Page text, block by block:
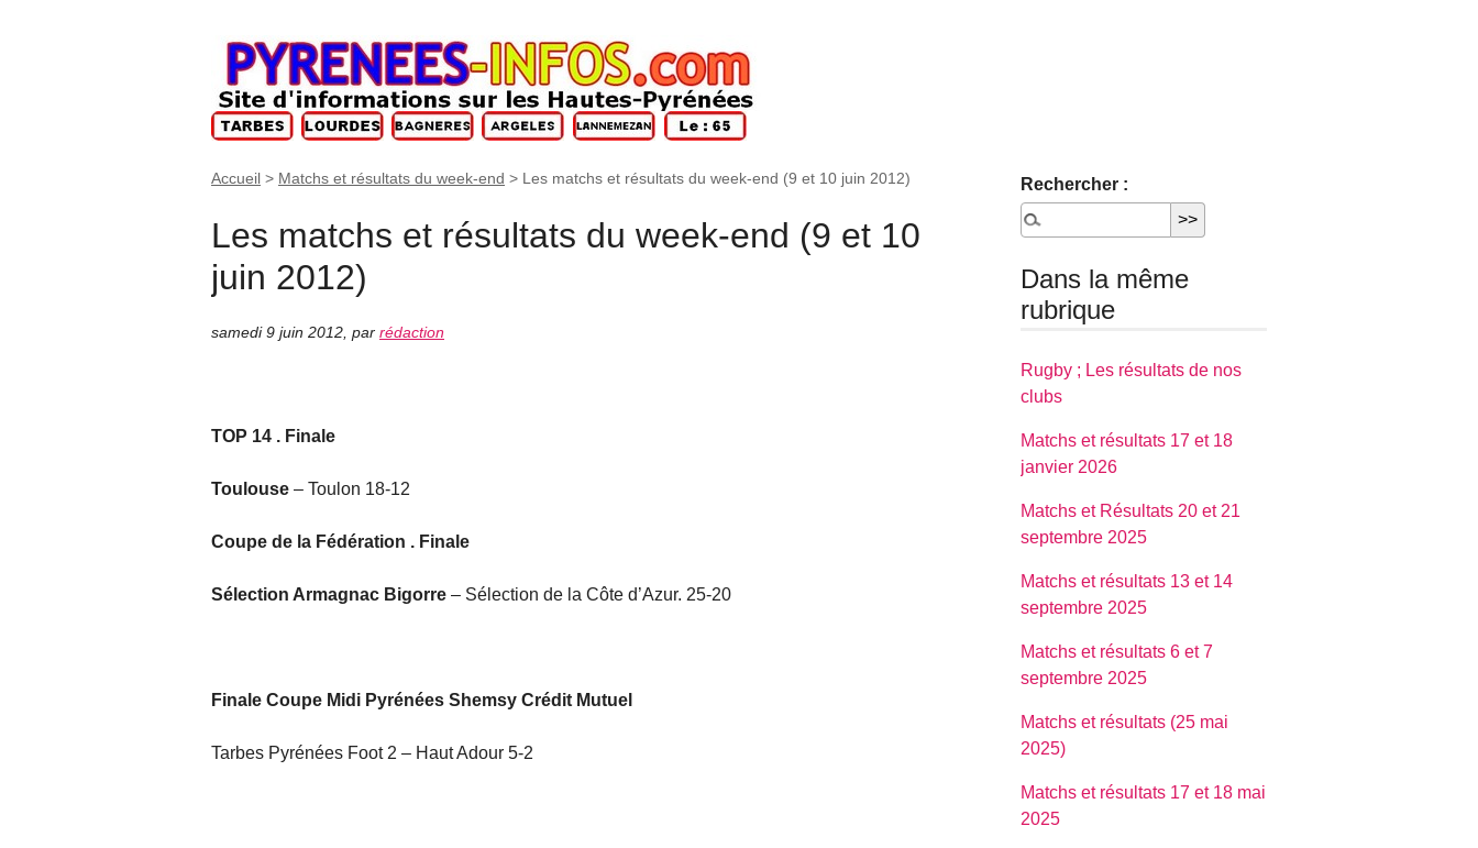
Accueil > Matchs et résultats du week-end > Les matchs et résultats du week-end (9 et 10 juin 2012)
Les matchs et résultats du week-end (9 et 10
juin 2012)
samedi 9 juin 2012 par rédaction
TOP 14 . Finale
Toulouse – Toulon 18-12
Coupe de la Fédération . Finale
Sélection Armagnac Bigorre – Sélection de la Côte d’Azur. 25-20
Finale Coupe Midi Pyrénées Shemsy Crédit Mutuel
Tarbes Pyrénées Foot 2 – Haut Adour 5-2
Rechercher :
Dans la même
rubrique
Rugby ; Les résultats de nos
clubs
Matchs et résultats 17 et 18
janvier 2026
Matchs et Résultats 20 et 21
septembre 2025
Matchs et résultats 13 et 14
septembre 2025
Matchs et résultats 6 et 7
septembre 2025
Matchs et résultats (25 mai
2025)
Matchs et résultats 17 et 18 mai
2025